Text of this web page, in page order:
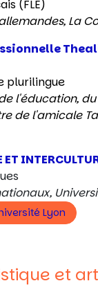
(FLE)
La
plurilingue
l'éducation,
de l'amicale
Lyon
et